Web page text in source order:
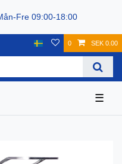
Fre 09:00-18:00
0 SEK 0.00
☰